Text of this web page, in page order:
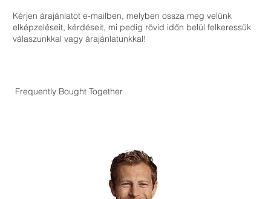
Kérjen árajánlatot e-mailben, melyben ossza meg velünk
elképzeléseit, kérdéseit, mi pedig rövid időn belül felkeressük
válaszunkkal vagy árajánlatunkkal!
Frequently Bought Together